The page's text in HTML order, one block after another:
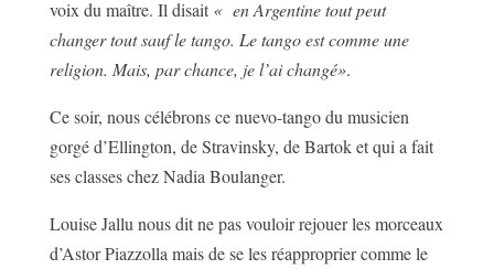
voix du maître. Il disait « en Argentine tout peut
changer tout sauf le tango. Le tango est comme une
religion. Mais, par chance, je l’ai changé».
Ce soir, nous célébrons ce nuevo-tango du musicien
gorgé d’Ellington, de Stravinsky, de Bartok et qui a fait
ses classes chez Nadia Boulanger.
Louise Jallu nous dit ne pas vouloir rejouer les morceaux
d’Astor Piazzolla mais de se les réapproprier comme le